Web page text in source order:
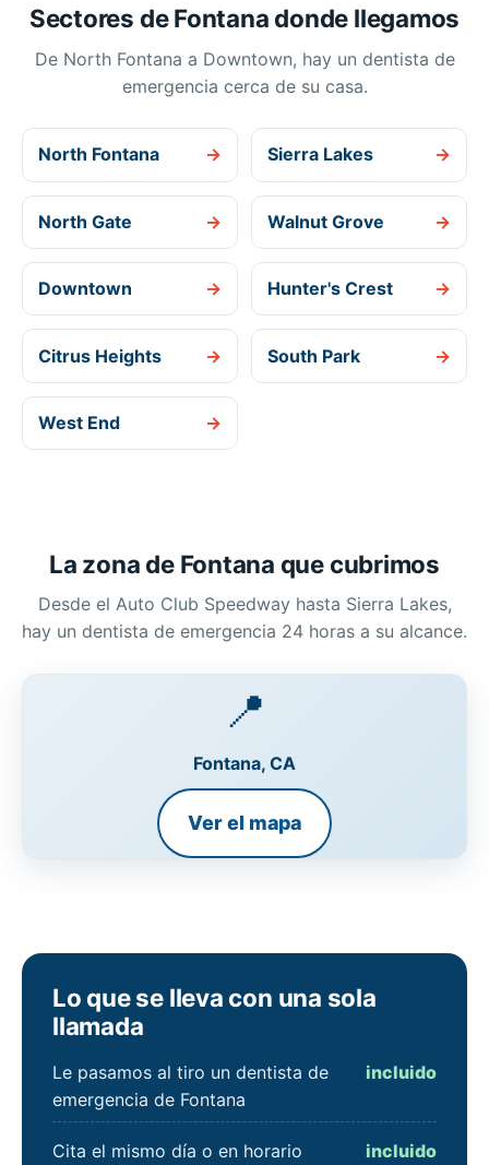
Sectores de Fontana donde llegamos
De North Fontana a Downtown, hay un dentista de
emergencia cerca de su casa.
North Fontana → Sierra Lakes →
North Gate → Walnut Grove →
Downtown → Hunter's Crest →
Citrus Heights → South Park →
West End →
La zona de Fontana que cubrimos
Desde el Auto Club Speedway hasta Sierra Lakes,
hay un dentista de emergencia 24 horas a su alcance.
📍
Fontana, CA
Ver el mapa
Lo que se lleva con una sola
llamada
Le pasamos al tiro un dentista de
emergencia de Fontana
incluido
Cita el mismo día o en horario
incluido